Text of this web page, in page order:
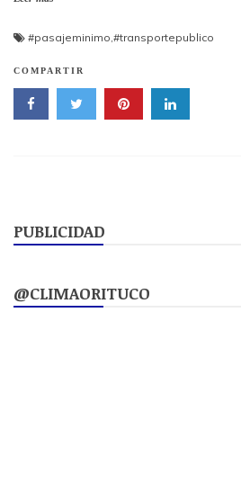
#pasajeminimo,#transportepublico
COMPARTIR
PUBLICIDAD
@CLIMAORITUCO